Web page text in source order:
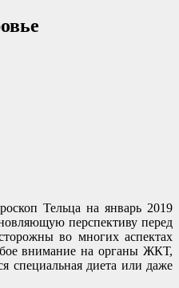
Тельца на январь 2019
перспективу перед
во многих аспектах
внимание на органы ЖКТ,
специальная диета или даже